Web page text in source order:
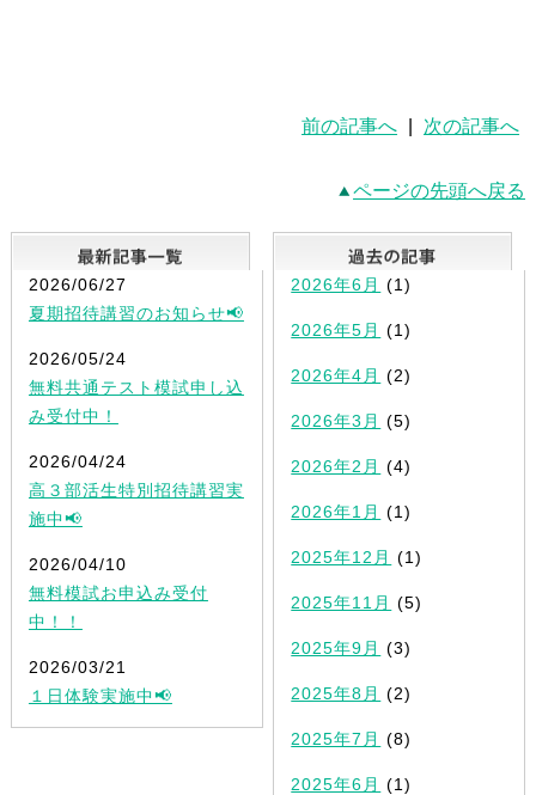
前の記事へ 次の記事へ
ページの先頭へ戻る
最新記事一覧
2026/06/27
夏期招待講習のお知らせ📢
2026/05/24
無料共通テスト模試申し込
み受付中！
2026/04/24
高３部活生特別招待講習実
施中📢
2026/04/10
無料模試お申込み受付
中！！
2026/03/21
１日体験実施中📢
2026年6月 (1)
2026年5月 (1)
2026年4月 (2)
2026年3月 (5)
2026年2月 (4)
2026年1月 (1)
2025年12月 (1)
2025年11月 (5)
2025年9月 (3)
2025年8月 (2)
2025年7月 (8)
2025年6月 (1)